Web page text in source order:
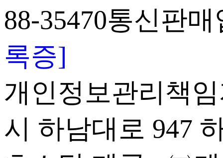
88-35470통신판매
록증]
개인정보관리책
시 하남대로 947